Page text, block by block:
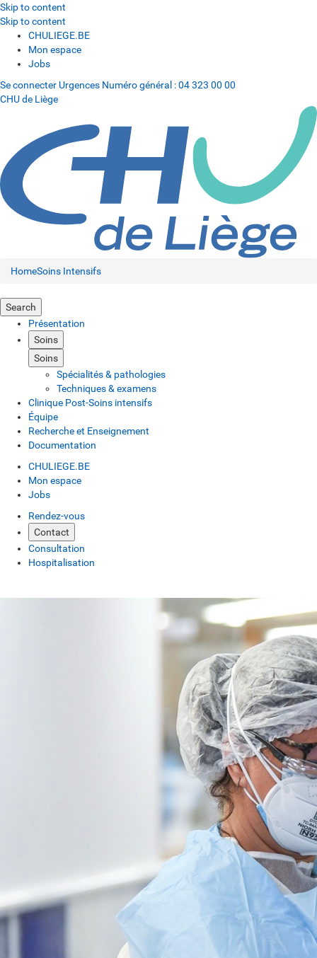
Skip to content
Skip to content
CHULIEGE.BE
Mon espace
Jobs
Se connecter Urgences Numéro général :04 323 00 00
CHU de Liège
HomeSoins Intensifs
Search
Présentation
Soins
Soins
Spécialités & pathologies
Techniques & examens
Clinique Post-Soins intensifs
Équipe
Recherche et Enseignement
Documentation
CHULIEGE.BE
Mon espace
Jobs
Rendez-vous
Contact
Consultation
Hospitalisation